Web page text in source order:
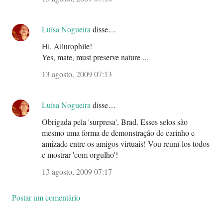
Luísa Nogueira disse…
Hi, Ailurophile!
Yes, mate, must preserve nature ...
13 agosto, 2009 07:13
Luísa Nogueira disse…
Obrigada pela 'surpresa', Brad. Esses selos são
mesmo uma forma de demonstração de carinho e
amizade entre os amigos virtuais! Vou reuní-los todos
e mostrar 'com orgulho'!
13 agosto, 2009 07:17
Postar um comentário